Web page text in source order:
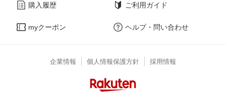
購入履歴
myクーポン
ご利用ガイド
ヘルプ・問い合わせ
企業情報 個人情報保護方針 採用情報